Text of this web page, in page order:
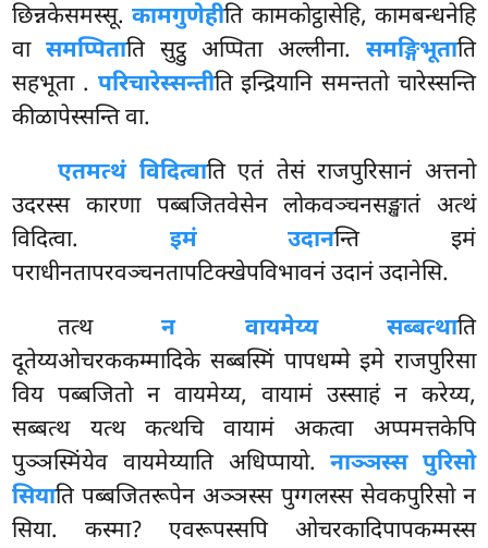
छिन्नकेसमस्सू.कामगुणेहीति कामकोट्ठासेहि, कामबन्धनेहि
वासमप्पिताति सुट्ठु अप्पिता अल्लीना. समङ्गिभूताति
सहभूता . परिचारेस्सन्तीति इन्द्रियानि समन्ततो चारेस्सन्ति
कीळापेस्सन्ति वा.
एतमत्थं विदित्वाति एतं तेसं राजपुरिसानं अत्तनो
उदरस्स कारणा पब्बजितवेसेन लोकवञ्चनसङ्खातं अत्थं
विदित्वा. इमं उदानन्ति इमं
पराधीनतापरवञ्चनतापटिक्खेपविभावनं उदानं उदानेसि.
तत्थन वायमेय्य सब्बत्थाति
दूतेय्यओचरककम्मादिके सब्बस्मिं पापधम्मे इमे राजपुरिसा
विय पब्बजितो न वायमेय्य, वायामं उस्साहं न करेय्य,
सब्बत्थ यत्थ कत्थचि वायामं अकत्वा अप्पमत्तकेपि
पुञ्ञस्मिंयेव वायमेय्याति अधिप्पायो.नाञ्ञस्स पुरिसो
सियाति पब्बजितरूपेन अञ्ञस्स पुग्गलस्स सेवकपुरिसो न
सिया. कस्मा? एवरूपस्सपि ओचरकादिपापकम्मस्स